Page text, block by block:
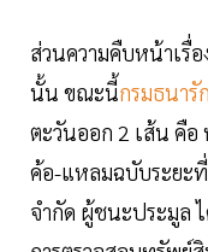
ส่วนความคืบหน้าเรื่
นั้น ขณะนี้กรมธนารั
ตะวันออก 2 เส้น คื
ค้อ-แหลมฉบับระยะ
จำกัด ผู้ชนะประมูล